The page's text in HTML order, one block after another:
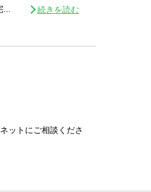
続きを読む
ットにご相談くださ